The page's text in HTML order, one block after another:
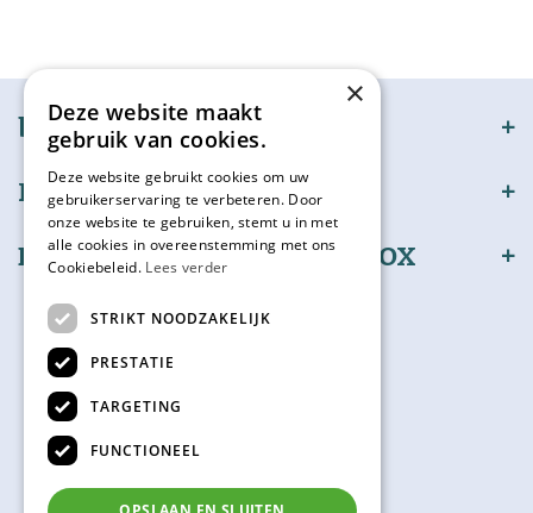
bijSTOX
Klantenservice
Bestel en betaal veilig bijSTOX
Volg ons
Check hier je saldo
×
Deze website maakt
gebruik van cookies.
Deze website gebruikt cookies om uw
gebruikerservaring te verbeteren. Door
onze website te gebruiken, stemt u in met
alle cookies in overeenstemming met ons
Cookiebeleid. Lees verder
STRIKT NOODZAKELIJK
PRESTATIE
TARGETING
FUNCTIONEEL